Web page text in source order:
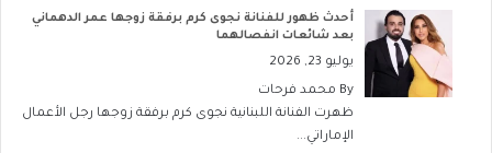
أحدث ظهور للفنانة نجوى كرم برفقة زوجها عمر الدهماني
بعد شائعات انفصالهما
يوليو 23, 2026
By محمد فرحات
ظهرت الفنانة اللبنانية نجوى كرم برفقة زوجها رجل الأعمال
الإماراتي...